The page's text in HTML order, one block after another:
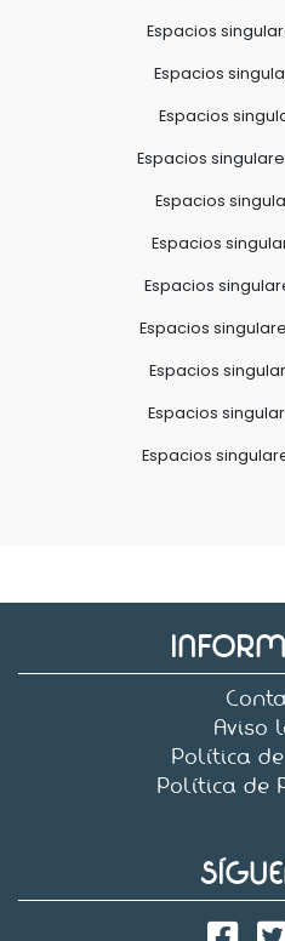
Espacios
Espacios
Espacios
Espacios
Espacios
Espacios
Espacios
Espacios
Espacios
Espacios
Espacios
Aviso
Política
Política de